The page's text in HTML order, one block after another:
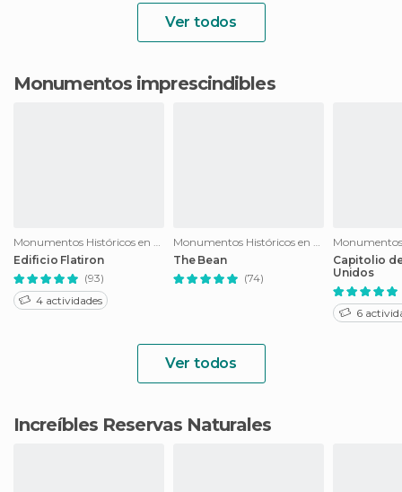
Ver todos
Monumentos imprescindibles
Monumentos Históricos en Nueva York
Edificio Flatiron
(93)
4 actividades
Monumentos Históricos en Chicago
The Bean
(74)
Capitolio
Unidos
6
Ver todos
Increíbles Reservas Naturales